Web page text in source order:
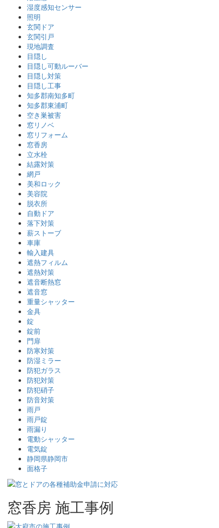
湿度感知センサー
照明
玄関ドア
玄関引戸
現地調査
目隠し
目隠し可動ルーバー
目隠し対策
目隠し工事
知多郡南知多町
知多郡東浦町
空き巣被害
窓リノベ
窓リフォーム
窓香房
立水栓
結露対策
網戸
美和ロック
美容院
脱衣所
自動ドア
落下対策
薪ストーブ
車庫
輸入建具
遮熱フィルム
遮熱対策
遮音断熱窓
遮音窓
重量シャッター
金具
錠
錠前
門扉
防寒対策
防湿ミラー
防犯ガラス
防犯対策
防犯硝子
防音対策
雨戸
雨戸錠
雨漏り
電動シャッター
電気錠
静岡県静岡市
面格子
窓香房 施工事例